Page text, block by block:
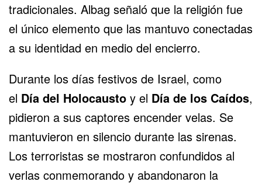
tradicionales. Albag señaló que la religión fue
el único elemento que las mantuvo conectadas
a su identidad en medio del encierro.
Durante los días festivos de Israel, como
el Día del Holocausto y el Día de los Caídos,
pidieron a sus captores encender velas. Se
mantuvieron en silencio durante las sirenas.
Los terroristas se mostraron confundidos al
verlas conmemorando y abandonaron la